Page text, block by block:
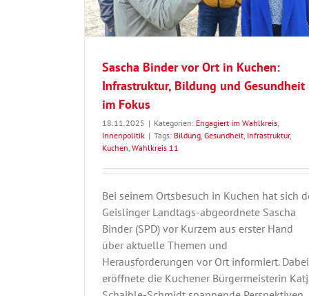
Sascha Binder vor Ort in Kuchen:
Infrastruktur, Bildung und Gesundheit
im Fokus
18.11.2025 | Kategorien: Engagiert im Wahlkreis,
Innenpolitik | Tags: Bildung, Gesundheit, Infrastruktur,
Kuchen, Wahlkreis 11
Bei seinem Ortsbesuch in Kuchen hat sich
Geislinger Landtags-abgeordnete Sascha
Binder (SPD) vor Kurzem aus erster Hand
über aktuelle Themen und
Herausforderungen vor Ort informiert. Dabei
eröffnete die Kuchener Bürgermeisterin